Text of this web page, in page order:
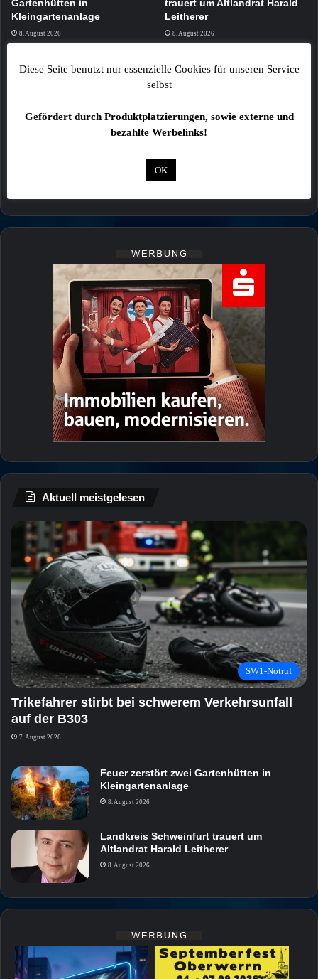
Gartenhütten in
Kleingartenanlage
8. August 2026
trauert um Altlandrat Harald
Leitherer
8. August 2026
schwerem Verkehrsunfall auf
Staatsbad Philharmonie im
Februar 2027 vertreten
Aktuell meistgelesen
SW1-Notruf
Trikefahrer stirbt bei schwerem Verkehrsunfall
auf der B303
7. August 2026
Feuer zerstört zwei Gartenhütten in
Kleingartenanlage
8. August 2026
Landkreis Schweinfurt trauert um
Altlandrat Harald Leitherer
8. August 2026
Diese Seite benutzt nur essenzielle Cookies für unseren Service
selbst
Gefördert durch Produktplatzierungen, sowie externe und
bezahlte Werbelinks!
OK